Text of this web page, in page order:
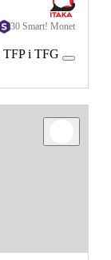
30 Smart! Monet
TFP i TFG